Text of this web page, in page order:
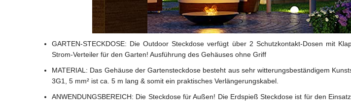
GARTEN-STECKDOSE: Die Outdoor Steckdose verfügt über 2 Schutzkontakt-Dosen mit
Strom-Verteiler für den Garten! Ausführung des Gehäuses ohne Griff
MATERIAL: Das Gehäuse der Gartensteckdose besteht aus sehr witterungsbeständigem
3G1, 5 mm² ist ca. 5 m lang & somit ein praktisches Verlängerungskabel.
ANWENDUNGSBEREICH: Die Steckdose für Außen! Die Erdspieß Steckdose ist für den